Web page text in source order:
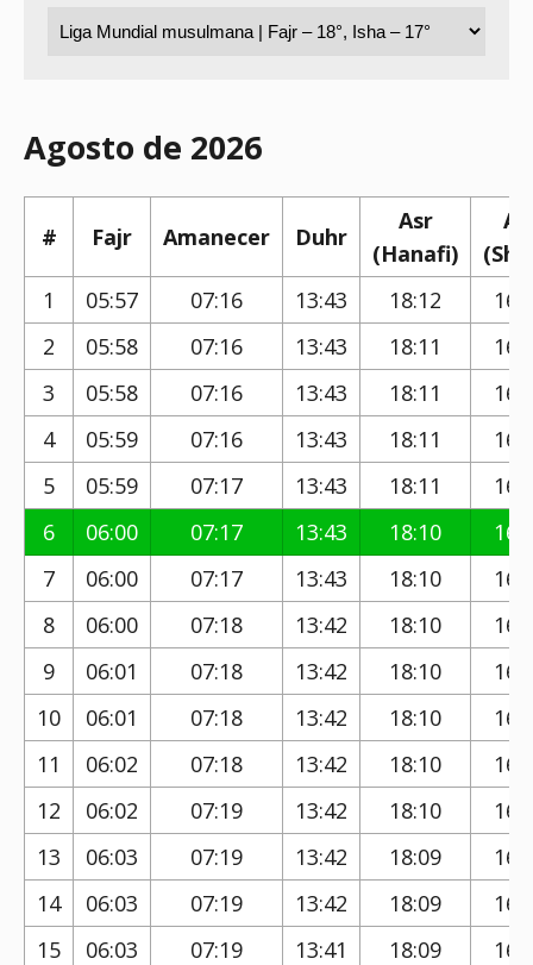
Agosto de 2026
# Fajr Amanecer Duhr
Asr
(Hanafi)
1
05:57 07:16 13:43 18:12
2
05:58 07:16 13:43 18:11
3
05:58 07:16 13:43 18:11
4
05:59 07:16 13:43 18:11
5
05:59 07:17 13:43 18:11
6
06:00 07:17 13:43 18:10
7
06:00 07:17 13:43 18:10
8
06:00 07:18 13:42 18:10
9
06:01 07:18 13:42 18:10
10
06:01 07:18 13:42 18:10
11
06:02 07:18 13:42 18:10
12
06:02 07:19 13:42 18:10
13
06:03 07:19 13:42 18:09
14
06:03 07:19 13:42 18:09
15
06:03 07:19 13:41 18:09